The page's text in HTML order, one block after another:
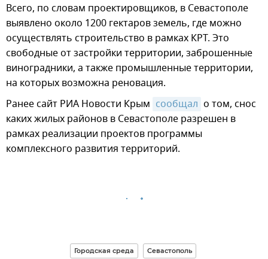
Всего, по словам проектировщиков, в Севастополе
выявлено около 1200 гектаров земель, где можно
осуществлять строительство в рамках КРТ. Это
свободные от застройки территории, заброшенные
виноградники, а также промышленные территории,
на которых возможна реновация.
Ранее сайт РИА Новости Крым сообщал о том, снос
каких жилых районов в Севастополе разрешен в
рамках реализации проектов программы
комплексного развития территорий.
Городская среда Севастополь